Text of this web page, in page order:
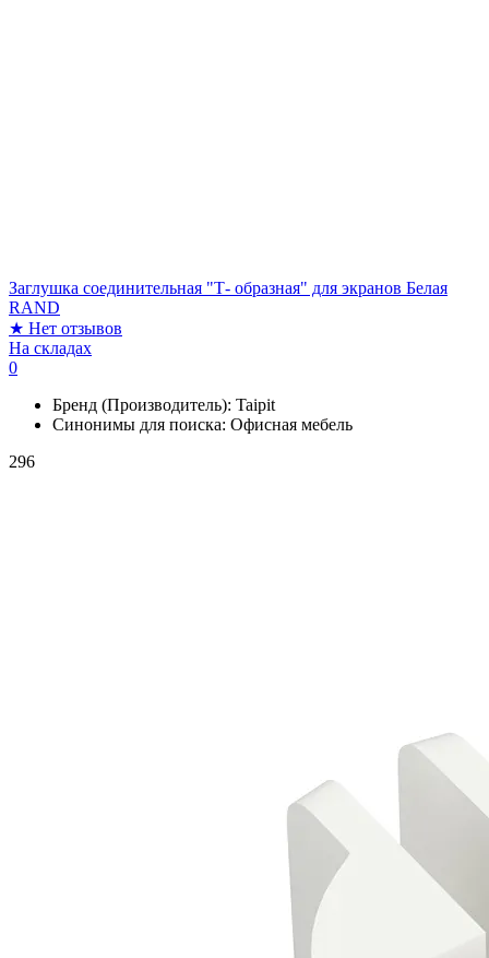
Заглушка соединительная "Т- образная" для экранов Белая
RAND
★ Нет отзывов
На складах
0
Бренд (Производитель): Taipit
Синонимы для поиска: Офисная мебель
296